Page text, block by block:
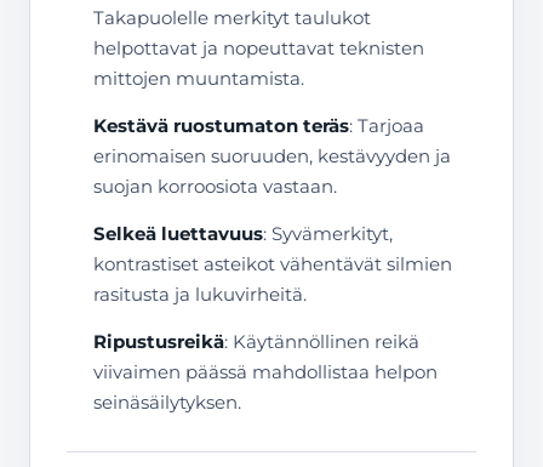
Takapuolelle merkityt taulukot
helpottavat ja nopeuttavat teknisten
mittojen muuntamista.
Kestävä ruostumaton teräs: Tarjoaa
erinomaisen suoruuden, kestävyyden ja
suojan korroosiota vastaan.
Selkeä luettavuus: Syvämerkityt,
kontrastiset asteikot vähentävät silmien
rasitusta ja lukuvirheitä.
Ripustusreikä: Käytännöllinen reikä
viivaimen päässä mahdollistaa helpon
seinäsäilytyksen.